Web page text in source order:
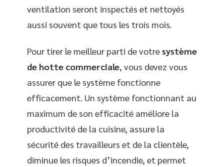
ventilation seront inspectés et nettoyés
aussi souvent que tous les trois mois.
Pour tirer le meilleur parti de votresystème
de hotte commerciale, vous devez vous
assurer que le système fonctionne
efficacement. Un système fonctionnant au
maximum de son efficacité améliore la
productivité de la cuisine, assure la
sécurité des travailleurs et de la clientèle,
diminue les risques d’incendie, et permet